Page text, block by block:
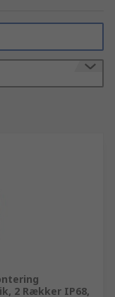
2 Rækker IP68,